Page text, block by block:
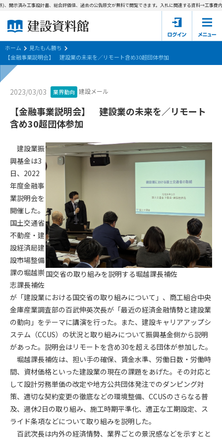
建設資料館とは
東京都の入札資料
国土交通省の入札資料
見たもん勝ち
会員登録について
サポーター会員一覧
会社概要
個人情報保護方針
会員規約
示済み工事設計書、総合評価値、過去の公告原文が無料で閲覧できます。入札に関連する資料→工事費内訳
ホーム
見たもん勝ち
【金融事業説明会】 建設業の未来を／リモート含め30超団体参加
2023/03/03 業界動向 建設メール
【金融事業説明会】 建設業の未来を／リモート
含め30超団体参加
国交省の取り組みを説明する堀越課長補佐
建設業振
興基金は3
日、2022
年度金融事
業説明会を
開催した。
国土交通省
不動産・建
設経済局建
設市場整備
課の堀越崇
志課長補佐
が「建設業における国交省の取り組みについて」、商工組合中央
金庫産業調査部の百武伸英次長が「最近の経済金融情勢と建設業
の動向」をテーマに講演を行った。また、建設キャリアアップシ
ステム（CCUS）の状況と取り組みについて振興基金側から説明
があった。説明会はリモートを含め30を超える団体が参加した。
堀越課長補佐は、担い手の確保、賃金水準、労働日数・労働時
間、資材価格といった建設業の現在の課題をあげた。その対応と
して設計労務単価の改定や地方公共団体発注でのダンピング対
策、適切な契約変更の徹底などの環境整備、CCUSのさらなる普
及、週休2日の取り組み、施工時期平準化、適正な工期設定、ス
ライド条項などについて取り組みを説明した。
百武次長は内外の経済情勢、業界ごとの景況感などを示すとと
第1条（規約の目的）
会員サービスの利用条件等について定めるものです。
2. 管理者が建設資料館WEB上で随時掲載するルールは本規約の
一部を構成するものとします。
第2条（規約の変更）
本規約は、会員の了承を得ることなく、随時変更されることが
あります。変更内容は、建設資料館WEB上に表示した時点で直
ちに全ての会員が了承したものとみなします。
第4条（会員審査および資格の取り消し）
会員とは、本規約を承諾の上、所定の会員申込手続きを完了
後、管理者がこれを承認した者をいいます。
第4条（会員の定義と登録）
1. 管理者は前条により審査の結果、会員申込みをした者が以下
の何れかの項目に該当することがわかった場合、その者の会
員としての権限を承認しないことがあります。
(1) 会員申し込みをした者が実在しなかった場合
(2) 本規約に違反した場合/li>
(3) 会員申し込みの際、申告事項に虚偽があった場合
(4) 会員申込者が管理者所定の手続き通りに会員申込手続き処
理を行わなかった場合
(5) その他管理者が会員とすることを不適当と判断した場合
2. 管理者は承認後であっても承認した会員が前項の何れかに該
当することが判明した場合、会員資格を取り消すことがあり
ます。